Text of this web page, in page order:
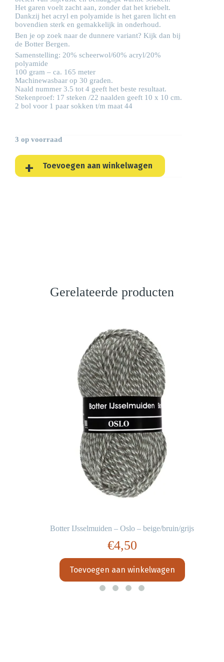
Het garen voelt zacht aan, zonder dat het kriebelt.
Dankzij het acryl en polyamide is het garen licht en
bovendien sterk en gemakkelijk in onderhoud.
Ben je op zoek naar de dunnere variant? Kijk dan bij
de Botter Bergen.
Samenstelling: 20% scheerwol/60% acryl/20%
polyamide
100 gram – ca. 165 meter
Machinewasbaar op 30 graden.
Naald nummer 3.5 tot 4 geeft het beste resultaat.
Stekenproef: 17 steken /22 naalden geeft 10 x 10 cm.
2 bol voor 1 paar sokken t/m maat 44
3 op voorraad
Toevoegen aan winkelwagen
Gerelateerde producten
Botter IJsselmuiden – Oslo – beige/bruin/grijs
€4,50
Toevoegen aan winkelwagen